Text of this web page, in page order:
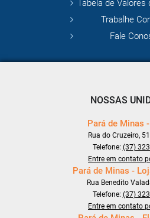
Tabela de Valores
Trabalhe
Fale
NOSSAS
Pará de Minas
Rua do Cruzeiro,
Telefone: (37)
Entre em contato
Pará de Minas -
Rua Benedito
Telefone: (37)
Entre em contato